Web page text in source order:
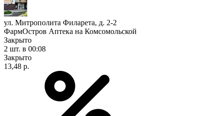
ул. Митрополита Филарета, д. 2-2
ФармОстров Аптека на Комсомольской
Закрыто
2 шт. в 00:08
Закрыто
13,48 р.